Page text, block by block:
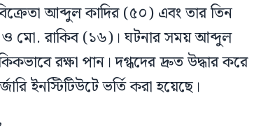
আব্দুল কাদির (৫০) এবং তার তিন
মো. রাকিব (১৬)। ঘটনার সময় আব্দুল
রক্ষা পান। দগ্ধদের দ্রুত উদ্ধার করে
ইনস্টিটিউটে ভর্তি করা হয়েছে।